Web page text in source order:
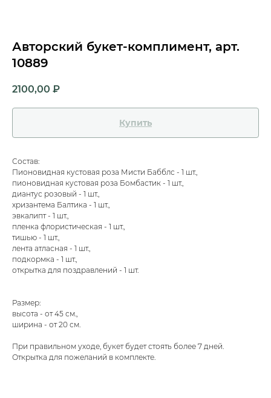
Авторский букет-комплимент, арт.
10889
2100,00 ₽
Купить
Состав:
Пионовидная кустовая роза Мисти Бабблс - 1 шт.,
пионовидная кустовая роза Бомбастик - 1 шт.,
диантус розовый - 1 шт.,
хризантема Балтика - 1 шт.,
эвкалипт - 1 шт.,
пленка флористическая - 1 шт.,
тишью - 1 шт.,
лента атласная - 1 шт.,
подкормка - 1 шт.,
открытка для поздравлений - 1 шт.
Размер:
высота - от 45 см.,
ширина - от 20 см.
При правильном уходе, букет будет стоять более 7 дней.
Открытка для пожеланий в комплекте.